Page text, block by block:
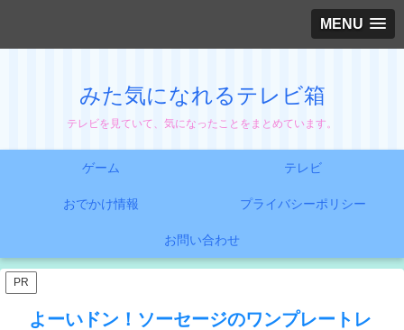
MENU
みた気になれるテレビ箱
テレビを見ていて、気になったことをまとめています。
ゲーム テレビ
おでかけ情報 プライバシーポリシー
お問い合わせ
PR
よーいドン！ソーセージのワンプレートレ